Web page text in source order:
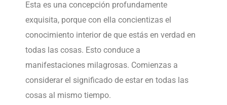
Esta es una concepción profundamente
exquisita, porque con ella concientizas el
conocimiento interior de que estás en verdad en
todas las cosas. Esto conduce a
manifestaciones milagrosas. Comienzas a
considerar el significado de estar en todas las
cosas al mismo tiempo.